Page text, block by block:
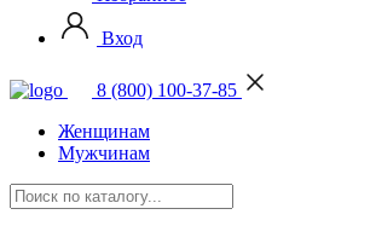
Вход
8 (800) 100-37-85
Женщинам
Мужчинам